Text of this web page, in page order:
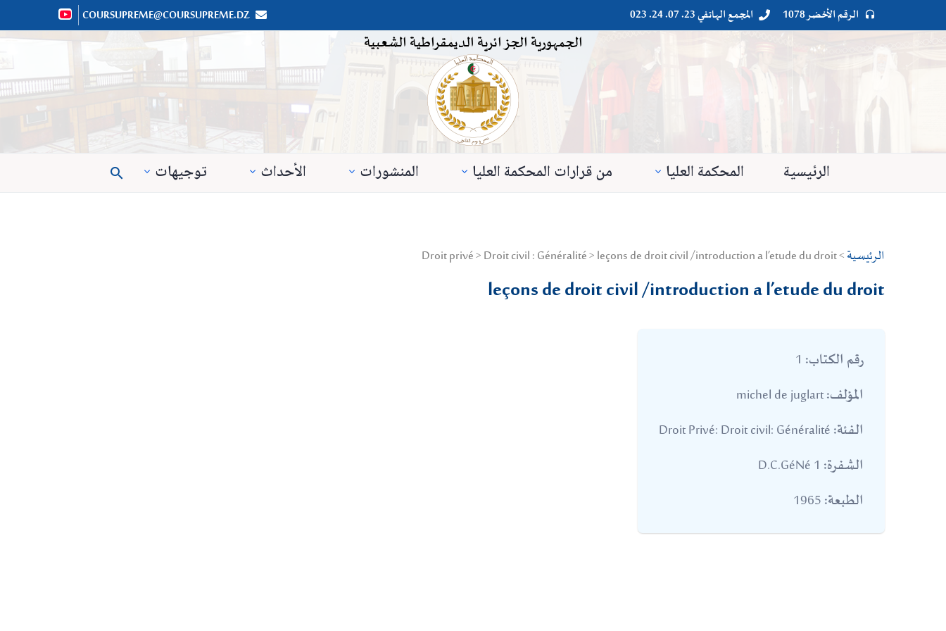

 الرقم الأخضر 1078 
 المجمع الهاتفي 23. 07. 24. 023 

COURSUPREME@COURSUPREME.DZ
الجمهورية الجزائرية الديمقراطية الشعبية
الرئيسية المحكمة العليا من قرارات المحكمة العليا المنشورات الأحداث توجيهات 
الرئيسية> Droit privé > Droit civil : Généralité > leçons de droit civil /introduction a l’etude du droit
leçons de droit civil /introduction a l’etude du droit
رقم الكتاب:
المؤلف:
الفئة:
الشفرة:
الطبعة: